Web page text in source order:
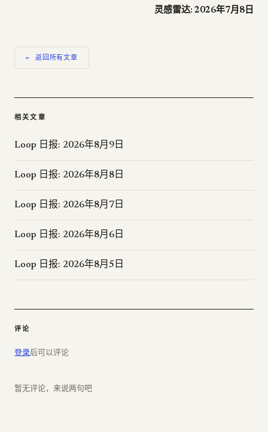
灵感雷达: 2026年7月8日
← 返回所有文章
相关文章
Loop 日报: 2026年8月9日
Loop 日报: 2026年8月8日
Loop 日报: 2026年8月7日
Loop 日报: 2026年8月6日
Loop 日报: 2026年8月5日
评论
登录后可以评论
暂无评论，来说两句吧